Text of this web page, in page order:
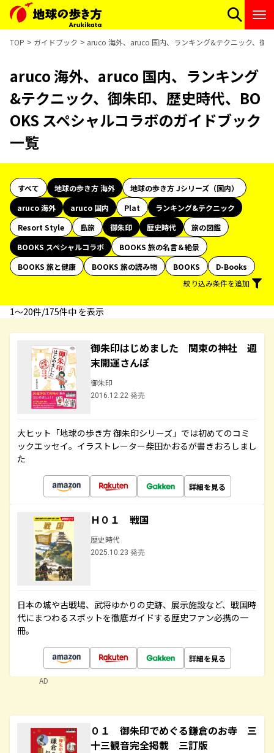
TOP ガイドブック aruco 海外、aruco 国内、ランキング&テクニック、御
aruco 海外、aruco 国内、ランキング
&テクニック、御朱印、歴史時代、BO
OKS スペシャルコラボのガイドブック
一覧
すべて 地球の歩き方 海外
地球の歩き方 Jシリーズ（国内）
aruco 海外
aruco 国内 Plat
ランキング&テクニック
Resort Style
島旅 御朱印 歴史時代
旅の図鑑
BOOKS スペシャルコラボ
BOOKS 旅の名言＆絶景
BOOKS 旅と健康
BOOKS 旅の読み物 BOOKS
D-Books
絞り込み条件を追加
1〜20件/175件中 を表示
御朱印はじめました 関東の神社 週
末開運さんぽ
御朱印
2016.12.22 発売
大ヒット「地球の歩き方 御朱印シリーズ」では初めてのコミ
ックエッセイ。イラストレーター柴田かおるが書きおろしまし
た
詳細を見る
Ｈ０１ 戦国
歴史時代
2025.10.23 発売
日本の城や古戦場、武将ゆかりの史跡、展示施設など、戦国時
代にまつわるスポットを徹底ガイドする歴史ファン必携の一
冊。
詳細を見る
AD
０１ 御朱印でめぐる鎌倉のお寺 三
十三観音完全掲載 三訂版